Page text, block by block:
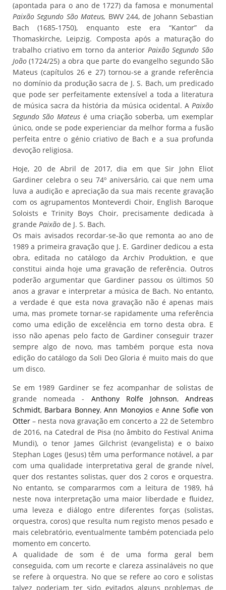
(apontada para o ano de 1727) da famosa e monumental
Paixão Segundo São Mateus, BWV 244, de Johann Sebastian
Bach (1685-1750), enquanto este era “Kantor” da
Thomaskirche, Leipzig. Composta após a maturação do
trabalho criativo em torno da anterior Paixão Segundo São
João(1724/25) a obra que parte do evangelho segundo São
Mateus (capítulos 26 e 27) tornou-se a grande referência
no domínio da produção sacra de J. S. Bach, um predicado
que pode ser perfeitamente extensível a toda a literatura
de música sacra da história da música ocidental. A Paixão
Segundo São Mateus é uma criação soberba, um exemplar
único, onde se pode experienciar da melhor forma a fusão
perfeita entre o génio criativo de Bach e a sua profunda
devoção religiosa.
Hoje, 20 de Abril de 2017, dia em que Sir John Eliot
Gardiner celebra o seu 74º aniversário, cai que nem uma
luva a audição e apreciação da sua mais recente gravação
com os agrupamentos Monteverdi Choir, English Baroque
Soloists e Trinity Boys Choir, precisamente dedicada à
grande Paixão de J. S. Bach.
Os mais avisados recordar-se-ão que remonta ao ano de
1989 a primeira gravação que J. E. Gardiner dedicou a esta
obra, editada no catálogo da Archiv Produktion, e que
constitui ainda hoje uma gravação de referência. Outros
poderão argumentar que Gardiner passou os últimos 50
anos a gravar e interpretar a música de Bach. No entanto,
a verdade é que esta nova gravação não é apenas mais
uma, mas promete tornar-se rapidamente uma referência
como uma edição de excelência em torno desta obra. E
isso não apenas pelo facto de Gardiner conseguir trazer
sempre algo de novo, mas também porque esta nova
edição do catálogo da Soli Deo Gloria é muito mais do que
um disco.
Se em 1989 Gardiner se fez acompanhar de solistas de
grande nomeada - Anthony Rolfe Johnson,Andreas
Schmidt, Barbara Bonney,Ann Monoyios eAnne Sofie von
Otter – nesta nova gravação em concerto a 22 de Setembro
de 2016, na Catedral de Pisa (no âmbito do Festival Anima
Mundi), o tenor James Gilchrist (evangelista) e o baixo
Stephan Loges (Jesus) têm uma performance notável, a par
com uma qualidade interpretativa geral de grande nível,
quer dos restantes solistas, quer dos 2 coros e orquestra.
No entanto, se compararmos com a leitura de 1989, há
neste nova interpretação uma maior liberdade e fluidez,
uma leveza e diálogo entre diferentes forças (solistas,
orquestra, coros) que resulta num registo menos pesado e
mais celebratório, eventualmente também potenciada pelo
momento em concerto.
A qualidade de som é de uma forma geral bem
conseguida, com um recorte e clareza assinaláveis no que
se refere à orquestra. No que se refere ao coro e solistas
talvez poderiam ter sido evitados alguns problemas de